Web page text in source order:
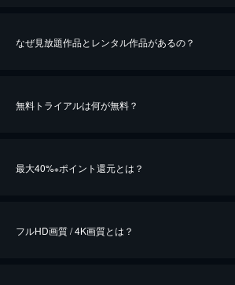
なぜ見放題作品とレンタル作品があるの？
無料トライアルは何が無料？
最大40%※ポイント還元とは？
フルHD画質 / 4K画質とは？